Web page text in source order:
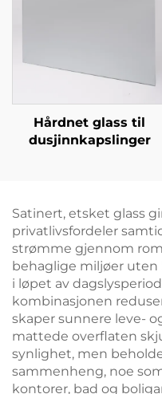
Hårdnet glass til
dusjinnkapslinger
Satinert, etsket glass
privatlivsfordeler
strømme gjennom
behaglige miljøer
i løpet av
kombinasjonen
skaper sunnere leve-
mattede overflaten
synlighet, men
sammenheng, noe
kontorer, bad og